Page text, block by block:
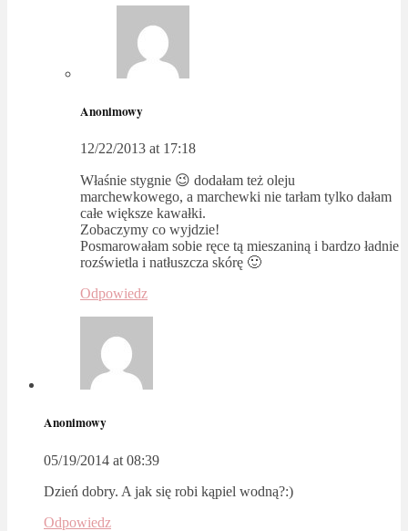
Anonimowy
12/22/2013 at 17:18
Właśnie stygnie 😉 dodałam też oleju
marchewkowego, a marchewki nie tarłam tylko dałam
całe większe kawałki.
Zobaczymy co wyjdzie!
Posmarowałam sobie ręce tą mieszaniną i bardzo ładnie
rozświetla i natłuszcza skórę 🙂
Odpowiedz
Anonimowy
05/19/2014 at 08:39
Dzień dobry. A jak się robi kąpiel wodną?:)
Odpowiedz